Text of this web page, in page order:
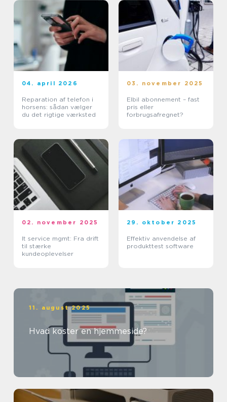
04. april 2026
Reparation af telefon i
horsens: sådan vælger
du det rigtige værksted
03. november 2025
Elbil abonnement – fast
pris eller
forbrugsafregnet?
02. november 2025
It service mgmt: Fra drift
til stærke
kundeoplevelser
29. oktober 2025
Effektiv anvendelse af
produkttest software
11. august 2025
Hvad koster en hjemmeside?